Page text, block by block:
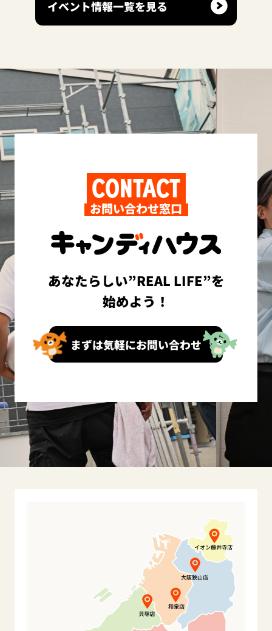
イベント情報一覧を見る
CONTACT
お問い合わせ窓口
あなたらしい”REAL LIFE”を
始めよう！
まずは気軽にお問い合わせ